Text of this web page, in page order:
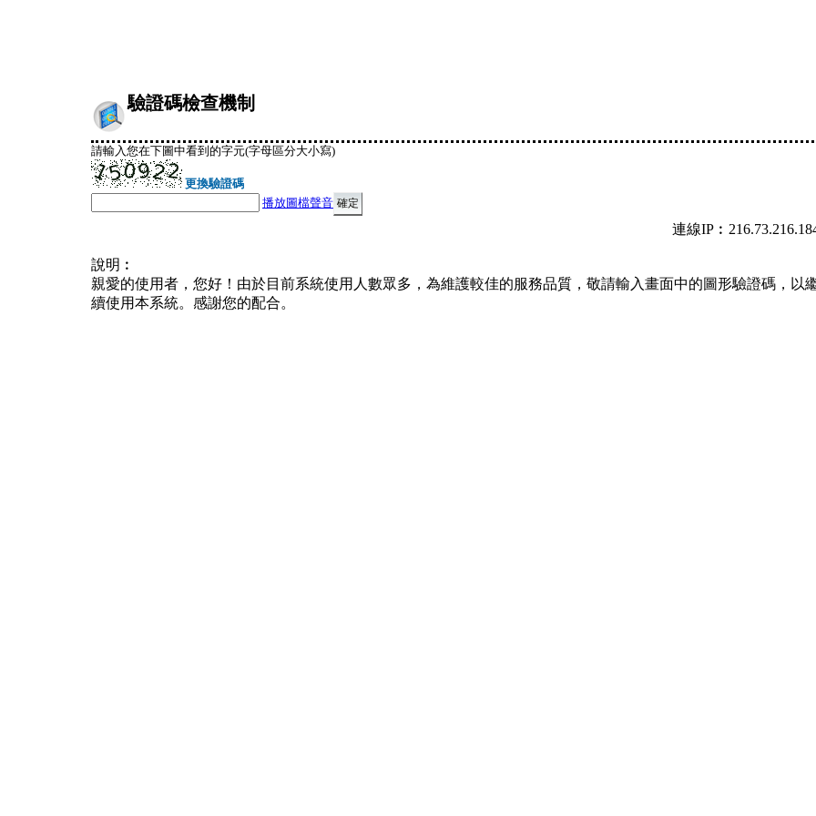
驗證碼檢查機制
請輸入您在下圖中看到的字元(字母區分大小寫)
更換驗證碼
播放圖檔聲音
連線
說明︰
親愛的使用者，您好！由於目前系統使用人數眾多，為維護較佳的服務品質，敬請輸入畫面中的圖形驗證碼，以
續使用本系統。感謝您的配合。